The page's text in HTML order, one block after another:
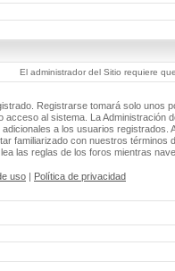
El administrador del Sitio requiere
Registrarse tomará solo unos
acceso al sistema. La Administración
a los usuarios registrados.
familiarizado con nuestros términos
las reglas de los foros mientras
uso | Política de privacidad